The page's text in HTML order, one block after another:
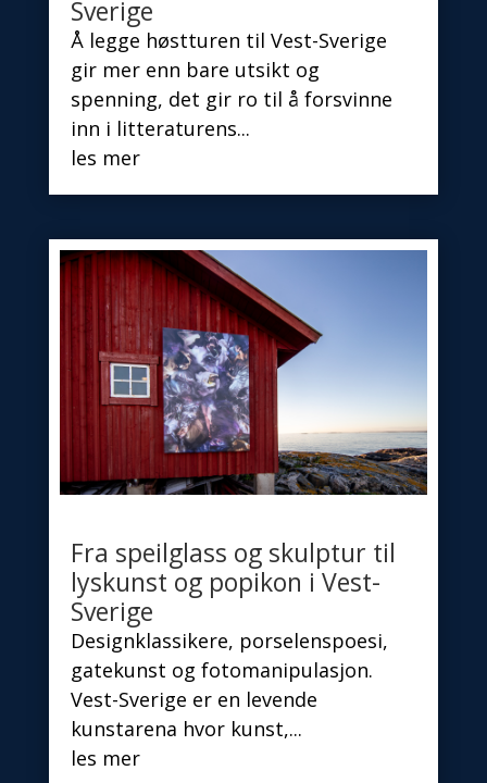
Sverige
Å legge høstturen til Vest-Sverige
gir mer enn bare utsikt og
spenning, det gir ro til å forsvinne
inn i litteraturens...
les mer
Fra speilglass og skulptur til
lyskunst og popikon i Vest-
Sverige
Designklassikere, porselenspoesi,
gatekunst og fotomanipulasjon.
Vest-Sverige er en levende
kunstarena hvor kunst,...
les mer